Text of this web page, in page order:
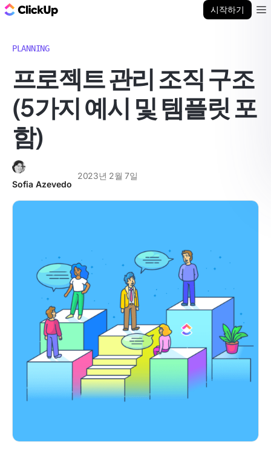
시작하기
PLANNING
프로젝트 관리 조직 구조
(5가지 예시 및 템플릿 포
함)
Sofia Azevedo
2023년 2월 7일